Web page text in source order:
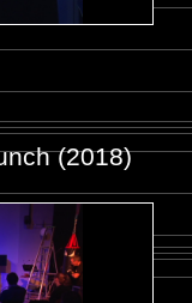
(2018)